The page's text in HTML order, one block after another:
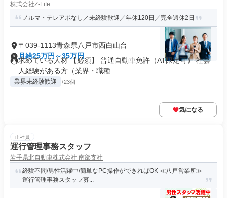
株式会社Z-Life
ノルマ・テレアポなし／未経験歓迎／年休120日／完全週休2日
〒039-1113青森県八戸市西白山台
月給25万円～35万円
求めている人材 【必須】 普通自動車免許（AT限定可） 社会
人経験がある方（業界・職種...
業界未経験歓迎 +23個
気になる
正社員
運行管理事務スタッフ
岩手県北自動車株式会社 南部支社
経験不問/男性活躍中/簡単なPC操作ができればOK ≪八戸営業所≫
運行管理事務スタッフ募...